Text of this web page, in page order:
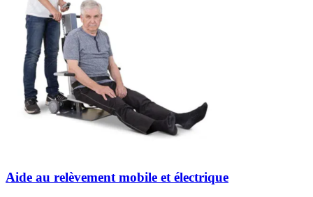
Aide au relèvement mobile et électrique